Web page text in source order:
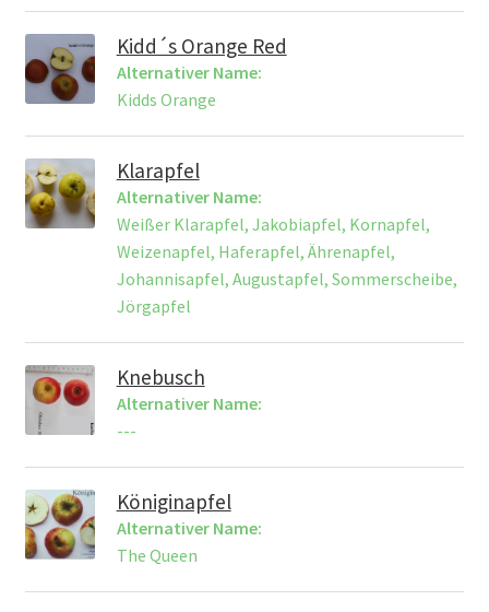
Kidd´s Orange Red
Alternativer Name:
Kidds Orange
Klarapfel
Alternativer Name:
Weißer Klarapfel, Jakobiapfel, Kornapfel,
Weizenapfel, Haferapfel, Ährenapfel,
Johannisapfel, Augustapfel, Sommerscheibe,
Jörgapfel
Knebusch
Alternativer Name:
---
Königinapfel
Alternativer Name:
The Queen